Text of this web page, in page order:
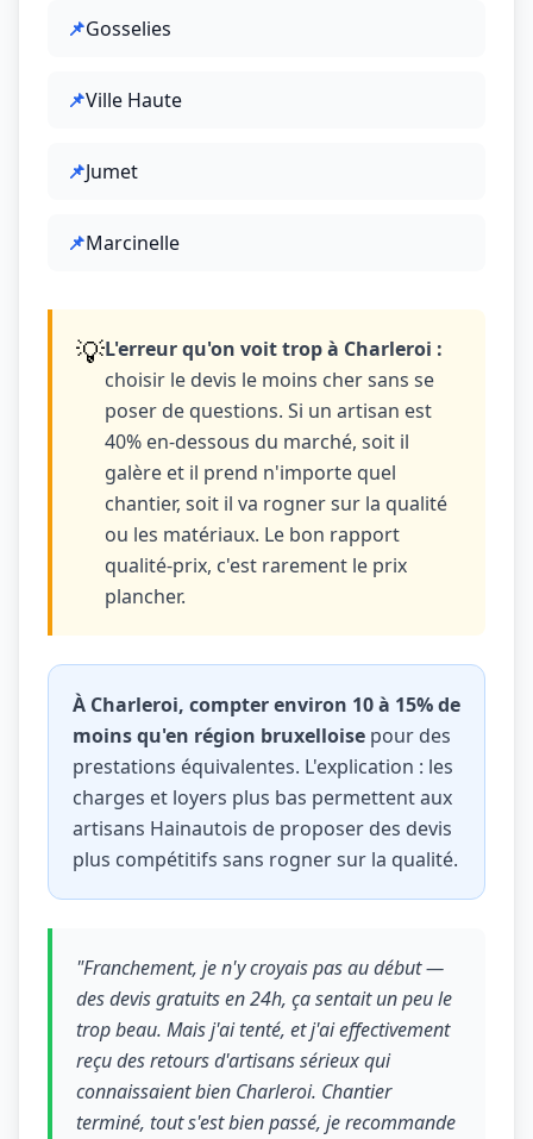
📌Gosselies
📌Ville Haute
📌Jumet
📌Marcinelle
💡L'erreur qu'on voit trop à Charleroi :
choisir le devis le moins cher sans se
poser de questions. Si un artisan est
40% en-dessous du marché, soit il
galère et il prend n'importe quel
chantier, soit il va rogner sur la qualité
ou les matériaux. Le bon rapport
qualité-prix, c'est rarement le prix
plancher.
À Charleroi, compter environ 10 à 15% de
moins qu'en région bruxelloise pour des
prestations équivalentes. L'explication : les
charges et loyers plus bas permettent aux
artisans Hainautois de proposer des devis
plus compétitifs sans rogner sur la qualité.
"Franchement, je n'y croyais pas au début —
des devis gratuits en 24h, ça sentait un peu le
trop beau. Mais j'ai tenté, et j'ai effectivement
reçu des retours d'artisans sérieux qui
connaissaient bien Charleroi. Chantier
terminé, tout s'est bien passé, je recommande